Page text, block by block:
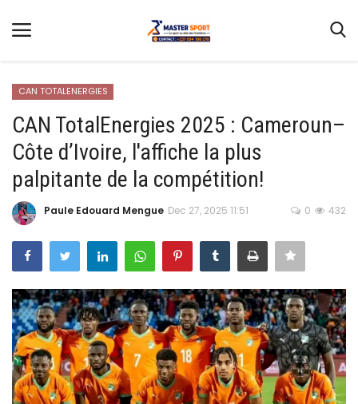
Home
Contact
Football
Gallery
Terms & Conditions
Athlétisme
Sports
CAN FÉMININE
LDC/ COUPE CAF
CAN TOTALENERGIES
CAN TotalEnergies 2025 : Cameroun–
Côte d’Ivoire, l'affiche la plus
palpitante de la compétition!
Paule Edouard Mengue Dec 27, 2025 11:51 432
0